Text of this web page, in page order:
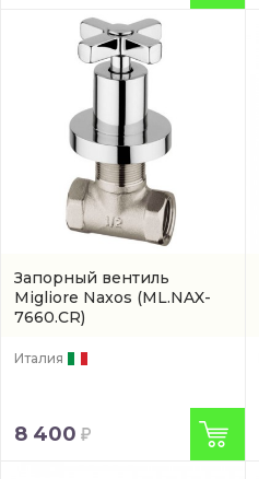
Запорный вентиль
Migliore Naxos (ML.NAX-
7660.CR)
Италия
8 400